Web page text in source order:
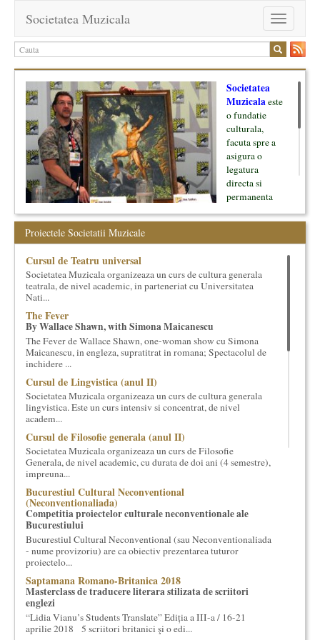
Toggle
navigation
Societatea Muzicala
Societatea
Muzicalaeste
o fundatie
culturala,
facuta spre a
asigura o
legatura
directa si
permanenta
oamenii ei, pe
inceput cu muzica clasica - si de aici numele -, insa acum
dezvoltam proiecte si in alte domenii ale culturii.
Facem management cultural, dezvoltam si administram proiecte
proprii sau preluate, modele si sisteme de finantare, marketing
cultural si consultanta. Organizam concursuri, concerte si
evenimente culturale, private sau publice, tinem cursuri de
cultura generala muzicala, teatrala, filosofica si de alte feluri.
cei care il finantateaza sunt in rubricile de mai jos.
Proiectele Societatii Muzicale
Cursul de Teatru universal
Societatea Muzicala organizeaza un curs de cultura generala
teatrala, de nivel academic, in parteneriat cu Universitatea
Nati...
The Fever
By Wallace Shawn, with Simona Maicanescu
The Fever de Wallace Shawn, one-woman show cu Simona
Maicanescu, in engleza, supratitrat in romana; Spectacolul de
inchidere ...
Cursul de Lingvistica (anul II)
Societatea Muzicala organizeaza un curs de cultura generala
lingvistica. Este un curs intensiv si concentrat, de nivel
academ...
Cursul de Filosofie generala (anul II)
Societatea Muzicala organizeaza un curs de Filosofie
Generala, de nivel academic, cu durata de doi ani (4 semestre),
impreuna...
Bucurestiul Cultural Neconventional
(Neconventionaliada)
Competitia proiectelor culturale neconventionale ale
Bucurestiului
Bucurestiul Cultural Neconventional (sau Neconventionaliada
- nume provizoriu) are ca obiectiv prezentarea tuturor
proiectelo...
Saptamana Romano-Britanica 2018
Masterclass de traducere literara stilizata de scriitori
englezi
“Lidia Vianu’s Students Translate” Ediția a III-a / 16-21
aprilie 2018 5 scriitori britanici şi o edi...